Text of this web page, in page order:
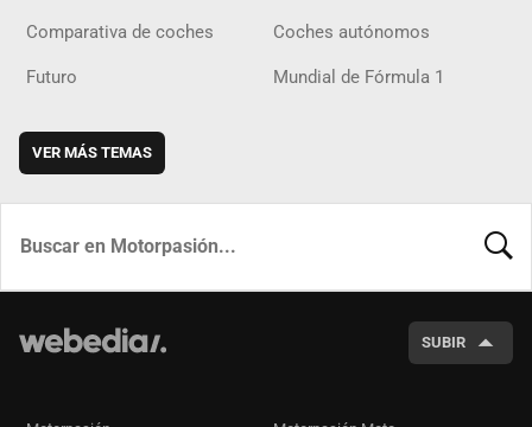
Comparativa de coches Coches autónomos
Futuro Mundial de Fórmula 1
VER MÁS TEMAS
SUBIR